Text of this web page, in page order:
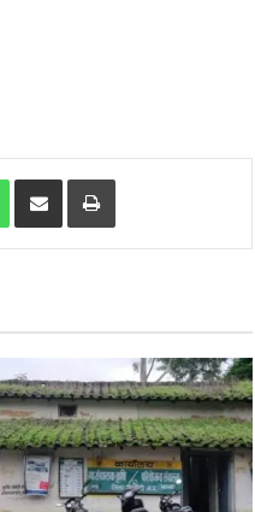
WhatsApp